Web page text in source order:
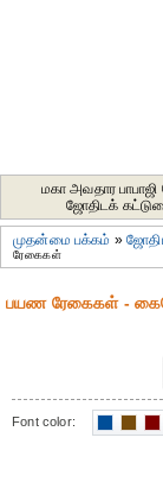
மகா அவதார
ஜோதிடக்
முதன்மை பக்கம் »
ரேகைகள்
பயண ரேகைகள் -
Font color: